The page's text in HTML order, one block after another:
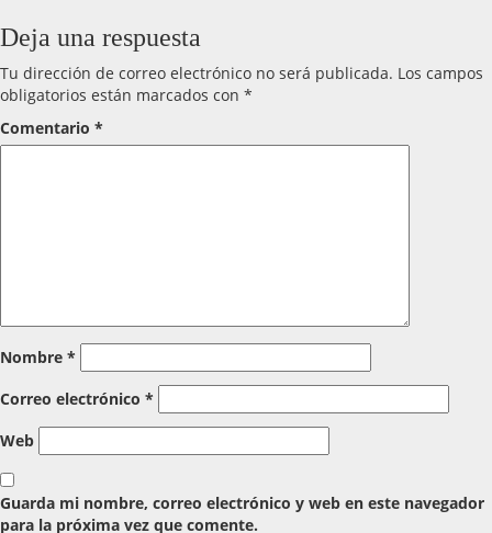
Deja una respuesta
Tu dirección de correo electrónico no será publicada. Los campos
obligatorios están marcados con *
Comentario *
Nombre *
Correo electrónico *
Web
Guarda mi nombre, correo electrónico y web en este navegador
para la próxima vez que comente.